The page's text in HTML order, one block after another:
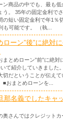
ン商品の中でも、最も
う。 35年の固定金利で
の短い固定金利で年1％
可能です。 （執...
ローン”後”に絶対
まとめローン”前”に絶
て紹介していきました
切だということが伝え
■おまとめローンを...
那名義でしたキャ
奥さんではクレジット